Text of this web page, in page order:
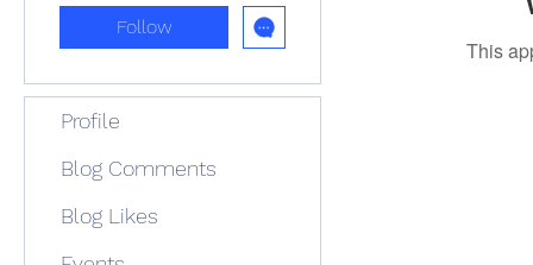
This
Follow
Profile
Blog Comments
Blog Likes